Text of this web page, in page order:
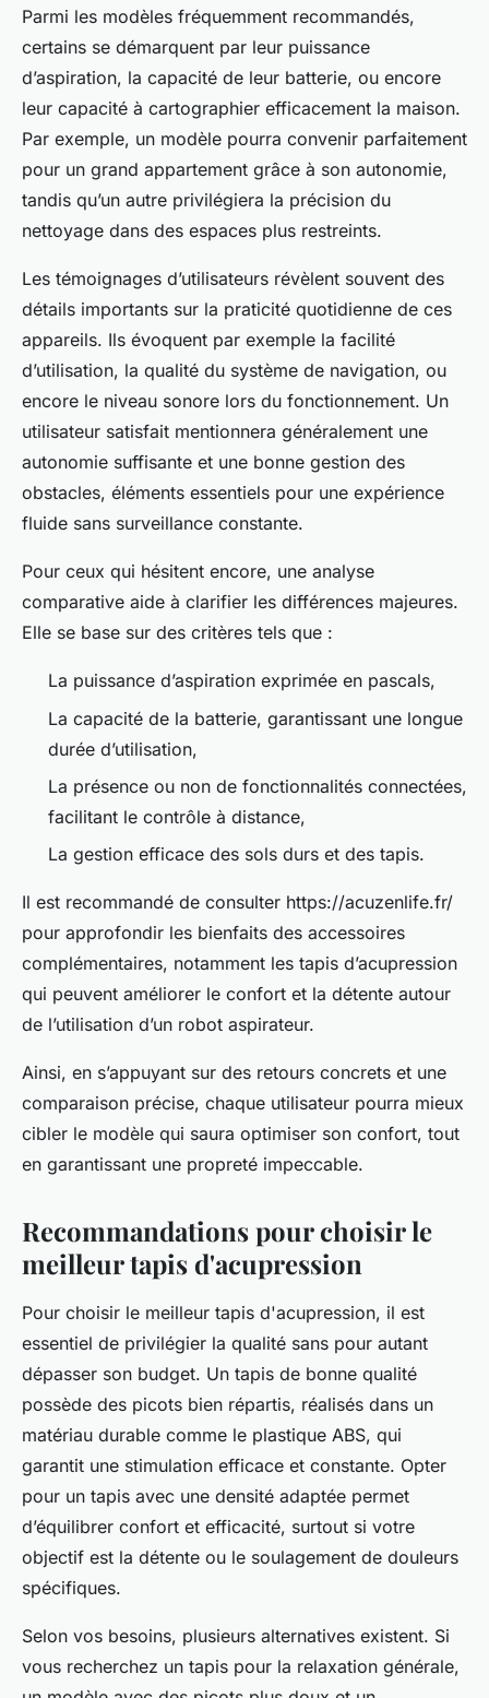
Parmi les modèles fréquemment recommandés,
certains se démarquent par leur puissance
d’aspiration, la capacité de leur batterie, ou encore
leur capacité à cartographier efficacement la maison.
Par exemple, un modèle pourra convenir parfaitement
pour un grand appartement grâce à son autonomie,
tandis qu’un autre privilégiera la précision du
nettoyage dans des espaces plus restreints.
Les témoignages d’utilisateurs révèlent souvent des
détails importants sur la praticité quotidienne de ces
appareils. Ils évoquent par exemple la facilité
d’utilisation, la qualité du système de navigation, ou
encore le niveau sonore lors du fonctionnement. Un
utilisateur satisfait mentionnera généralement une
autonomie suffisante et une bonne gestion des
obstacles, éléments essentiels pour une expérience
fluide sans surveillance constante.
Pour ceux qui hésitent encore, une analyse
comparative aide à clarifier les différences majeures.
Elle se base sur des critères tels que :
La puissance d’aspiration exprimée en pascals,
La capacité de la batterie, garantissant une longue
durée d’utilisation,
La présence ou non de fonctionnalités connectées,
facilitant le contrôle à distance,
La gestion efficace des sols durs et des tapis.
Il est recommandé de consulter https://acuzenlife.fr/
pour approfondir les bienfaits des accessoires
complémentaires, notamment les tapis d’acupression
qui peuvent améliorer le confort et la détente autour
de l’utilisation d’un robot aspirateur.
Ainsi, en s’appuyant sur des retours concrets et une
comparaison précise, chaque utilisateur pourra mieux
cibler le modèle qui saura optimiser son confort, tout
en garantissant une propreté impeccable.
Recommandations pour choisir le
meilleur tapis d'acupression
Pour choisir le meilleur tapis d'acupression, il est
essentiel de privilégier la qualité sans pour autant
dépasser son budget. Un tapis de bonne qualité
possède des picots bien répartis, réalisés dans un
matériau durable comme le plastique ABS, qui
garantit une stimulation efficace et constante. Opter
pour un tapis avec une densité adaptée permet
d’équilibrer confort et efficacité, surtout si votre
objectif est la détente ou le soulagement de douleurs
spécifiques.
Selon vos besoins, plusieurs alternatives existent. Si
vous recherchez un tapis pour la relaxation générale,